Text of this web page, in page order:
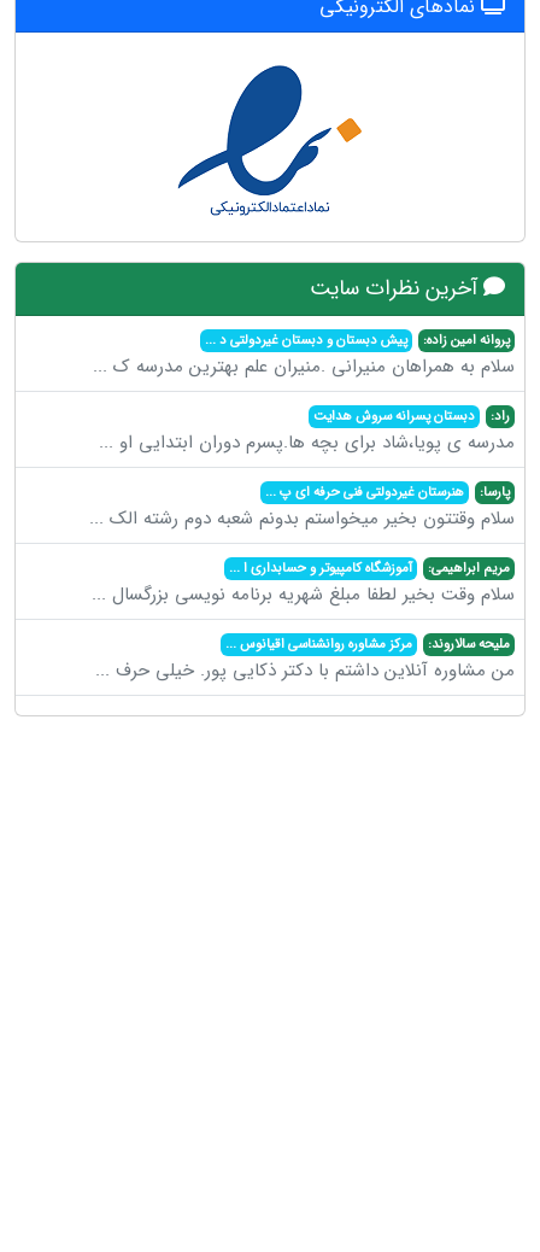
نمادهای الکترونیکی
آخرین نظرات سایت
پروانه امین زاده: پیش دبستان و دبستان غیردولتی د...
سلام به همراهان منیرانی .منیران علم بهترین مدرسه ک ...
راد: دبستان پسرانه سروش هدایت
مدرسه ی پویا،شاد برای بچه ها.پسرم دوران ابتدایی او ...
پارسا: هنرستان غیردولتی فنی حرفه ای پ...
سلام وقتتون بخیر میخواستم بدونم شعبه دوم رشته الک ...
مریم ابراهیمی: آموزشگاه کامپیوتر و حسابداری ا...
سلام وقت بخیر لطفا مبلغ شهریه برنامه نویسی بزرگسال ...
ملیحه سالاروند: مرکز مشاوره روانشناسی اقیانوس...
من مشاوره آنلاین داشتم با دکتر ذکایی پور. خیلی حرف ...